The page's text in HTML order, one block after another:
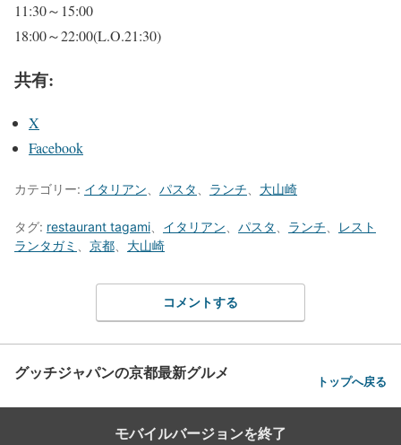
11:30～15:00
18:00～22:00(L.O.21:30)
共有:
X
Facebook
カテゴリー: イタリアン、 パスタ、 ランチ、 大山崎
タグ: restaurant tagami、 イタリアン、 パスタ、 ランチ、
レスト
ランタガミ 、 京都、 大山崎
コメントする
グッチジャパンの京都最新グルメ トップへ戻る
モバイルバージョンを終了